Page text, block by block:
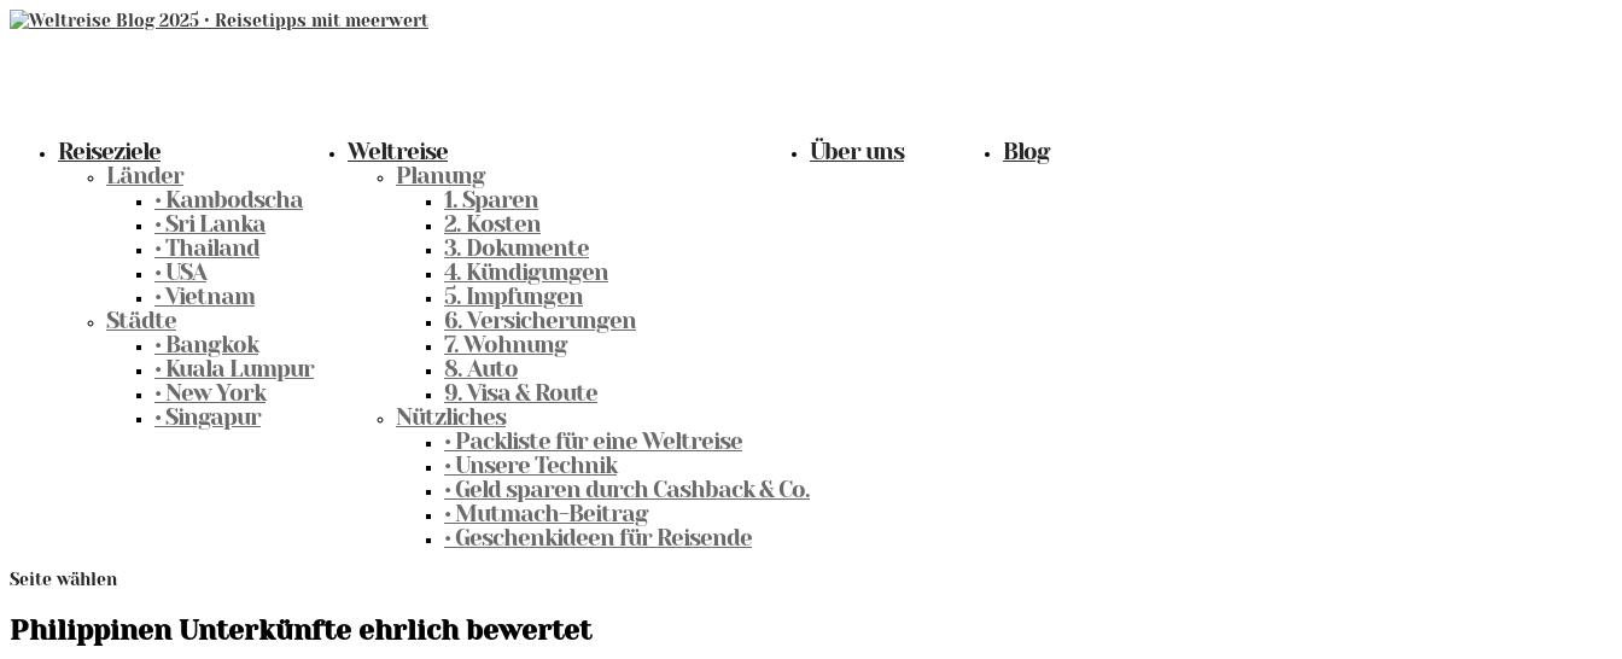
Reiseziele
Länder
• Kambodscha
• Sri Lanka
• Thailand
• USA
• Vietnam
Städte
• Bangkok
• Kuala Lumpur
• New York
• Singapur
Weltreise
Planung
1. Sparen
2. Kosten
3. Dokumente
4. Kündigungen
5. Impfungen
6. Versicherungen
7. Wohnung
8. Auto
9. Visa & Route
Nützliches
• Packliste für eine Weltreise
• Unsere Technik
• Geld sparen durch Cashback & Co.
• Mutmach-Beitrag
• Geschenkideen für Reisende
Über uns Blog
Seite wählen
Philippinen Unterkünfte ehrlich bewertet